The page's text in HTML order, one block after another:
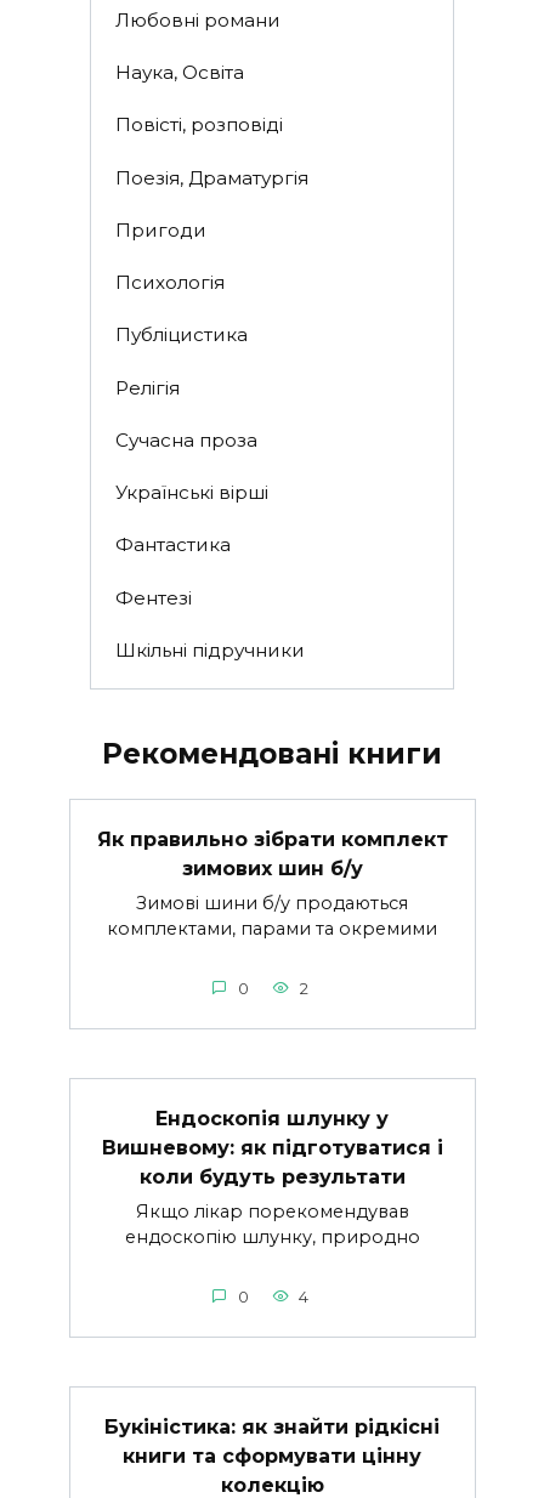
Любовні романи
Наука, Освіта
Повісті, розповіді
Поезія, Драматургія
Пригоди
Психологія
Публіцистика
Релігія
Сучасна проза
Українські вірші
Фантастика
Фентезі
Шкільні підручники
Рекомендовані книги
Як правильно зібрати комплект
зимових шин б/у
Зимові шини б/у продаються
комплектами, парами та окремими
0 2
Ендоскопія шлунку у
Вишневому: як підготуватися і
коли будуть результати
Якщо лікар порекомендував
ендоскопію шлунку, природно
0 4
Букіністика: як знайти рідкісні
книги та сформувати цінну
колекцію